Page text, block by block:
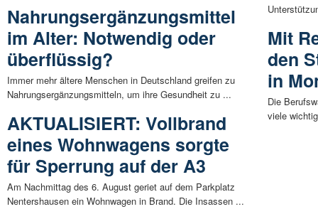
Nahrungsergänzungsmittel
im Alter: Notwendig oder
überflüssig?
Immer mehr ältere Menschen in Deutschland greifen zu
Nahrungsergänzungsmitteln, um ihre Gesundheit zu ...
AKTUALISIERT: Vollbrand
eines Wohnwagens sorgte
für Sperrung auf der A3
Am Nachmittag des 6. August geriet auf dem Parkplatz
Nentershausen ein Wohnwagen in Brand. Die Insassen ...
Mit
den
in
Die
viele